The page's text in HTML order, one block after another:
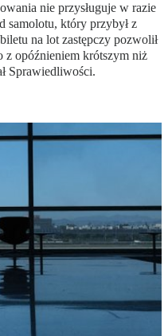
nie przysługuje w razie
samolotu, który przybył z
na lot zastępczy pozwolił
z opóźnieniem krótszym niż
Sprawiedliwości.